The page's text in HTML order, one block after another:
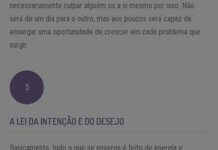
necessariamente culpar alguém ou a si mesmo por isso. Não
será de um dia para o outro, mas aos poucos será capaz de
enxergar uma oportunidade de crescer em cada problema que
surgir.
5
A LEI DA INTENÇÃO E DO DESEJO
Basicamente, tudo o que se enxerga é feito de energia e